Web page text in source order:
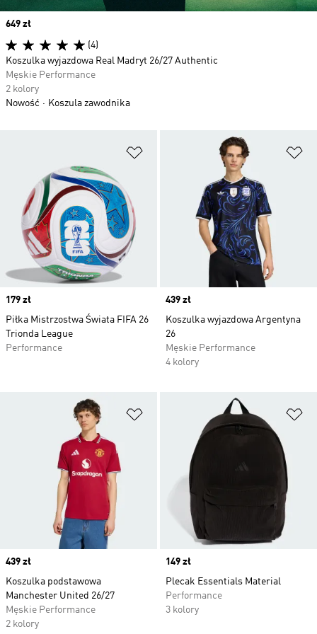
Dodaj do listy życzeń
Price
179 zł
Piłka Mistrzostwa Świata FIFA 26
Trionda League
Performance
Price
439 zł
Koszulka wyjazdowa Argentyna
26
Męskie Performance
4 kolory
Dodaj do listy życzeń
Price
439 zł
Koszulka podstawowa
Manchester United 26/27
Męskie Performance
2 kolory
Price
149 zł
Plecak Essentials Material
Performance
3 kolory
Price
649 zł
(4)
Koszulka wyjazdowa Real Madryt 26/27 Authentic
Męskie Performance
2 kolory
Nowość
Koszula zawodnika